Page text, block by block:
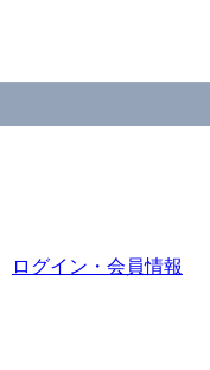
ログイン・会員情報